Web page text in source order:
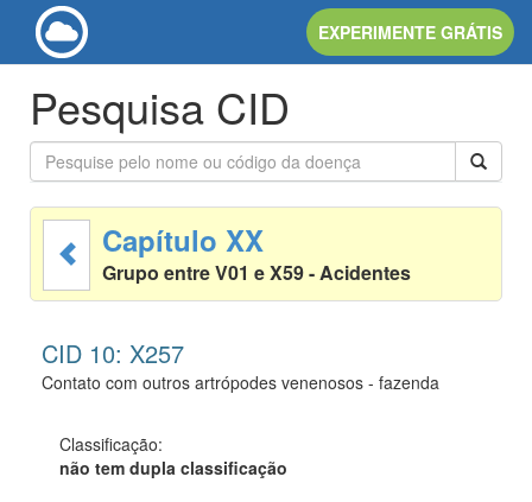
EXPERIMENTE GRÁTIS
Pesquisa CID
Capítulo XX
Grupo entre V01 e X59 - Acidentes
CID 10: X257
Contato com outros artrópodes venenosos - fazenda
Classificação:
não tem dupla classificação